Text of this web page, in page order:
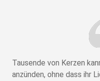
Tausende von Kerzen
anzünden, ohne dass ihr